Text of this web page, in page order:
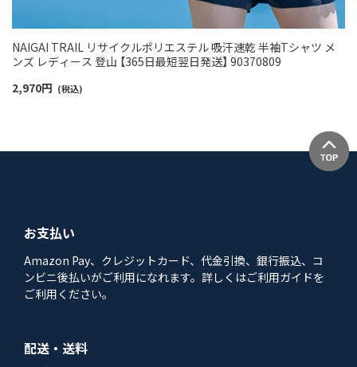
NAIGAI TRAIL リサイクルポリエステル 吸汗速乾 半袖Tシャツ メ
ンズ レディース 登山 【365日最短翌日発送】 90370809
2,970円 (税込)
お支払い
Amazon Pay、クレジットカード、代金引換、銀行振込、コ
ンビニ後払いがご利用になれます。詳しくはご利用ガイドを
ご利用ください。
配送・送料